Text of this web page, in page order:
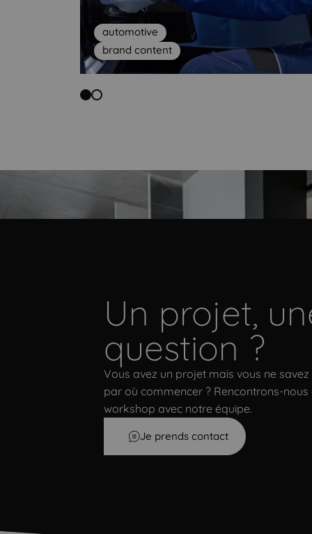
automotive
brand content
Un projet, une question ?
Un projet,
question ?
Vous avez un projet mais vous ne savez
par où commencer ? Rencontrons-nous
workshop avec notre équipe.
Je prends contact